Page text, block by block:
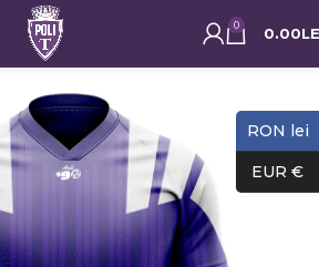
0 0.00
RON lei
EUR €